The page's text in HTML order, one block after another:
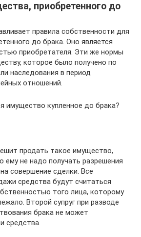
приобретенного до
правила собственности для
до брака. Оно является
приобретателя. Эти же нормы
которое было получено по
наследования в период
отношений.
имущество купленное до брака?
продать такое имущество,
ему не надо получать разрешения
совершение сделки. Все
средства будут считаться
того лица, которому
Второй супруг при разводе
брака не может
средства.